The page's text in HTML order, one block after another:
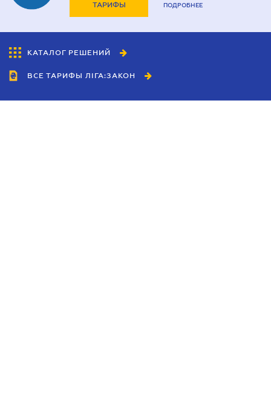
ТАРИФЫ ПОДРОБНЕЕ
КАТАЛОГ РЕШЕНИЙ
ВСЕ ТАРИФЫ ЛІГА:ЗАКОН